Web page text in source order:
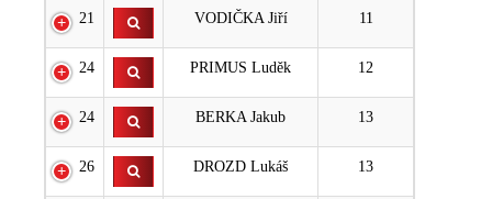
21 VODIČKA Jiří 11
24 PRIMUS Luděk 12
24 BERKA Jakub 13
26 DROZD Lukáš 13